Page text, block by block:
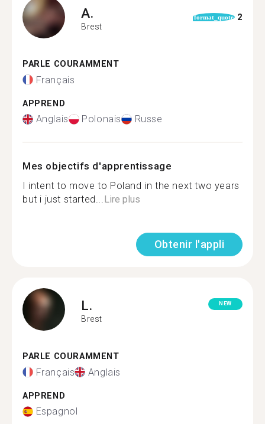
A.
Brest
format_quote 2
PARLE COURAMMENT
Français
APPREND
Anglais Polonais Russe
Mes objectifs d'apprentissage
I intent to move to Poland in the next two years
but i just started...Lire plus
Obtenir l'appli
L.
Brest
NEW
PARLE COURAMMENT
Français Anglais
APPREND
Espagnol